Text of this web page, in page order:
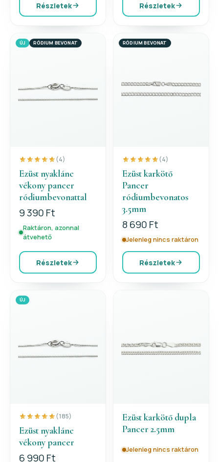
Részletek Részletek
ÚJ RÓDIUM BEVONAT
(4)
Ezüst nyaklánc
vékony pancer
ródiumbevonattal
9 390 Ft
Raktáron, azonnal
átvehető
Részletek
RÓDIUM BEVONAT
(4)
Ezüst karkötő
Pancer
ródiumbevonatos
3.5mm
8 690 Ft
Jelenleg nincs raktáron
Részletek
ÚJ
(185)
Ezüst nyaklánc
vékony pancer
6 990 Ft
Ezüst karkötő dupla
Pancer 2.5mm
Jelenleg nincs raktáron